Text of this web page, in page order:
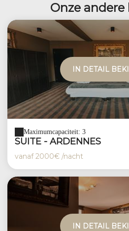
Onze andere
IN DETAIL
Maximumcapaciteit: 3
SUITE - ARDENNES
vanaf2000€ /nacht
IN DETAIL